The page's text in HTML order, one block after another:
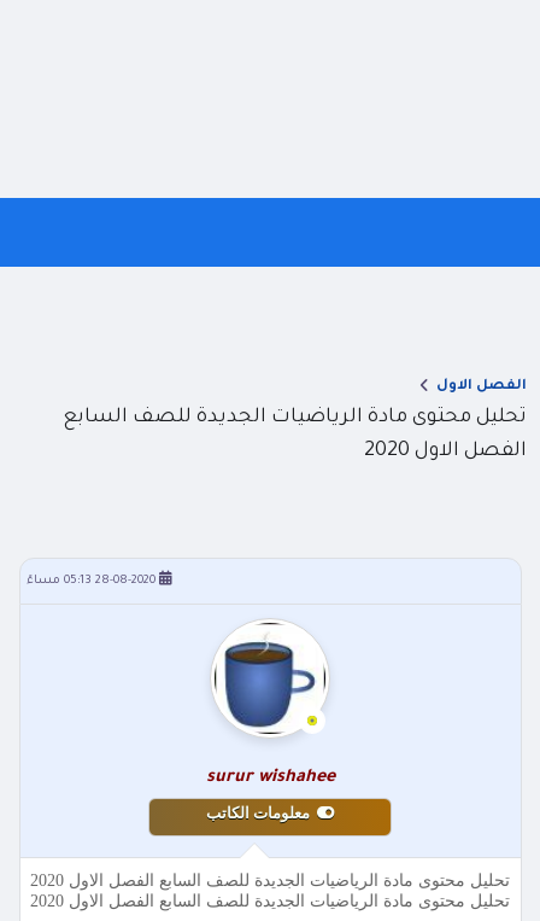
الفصل الاول
تحليل محتوى مادة الرياضيات الجديدة للصف السابع
الفصل الاول 2020
28-08-2020 05:13 مساءً
surur wishahee
معلومات الكاتب
تحليل محتوى مادة الرياضيات الجديدة للصف السابع الفصل الاول 2020
تحليل محتوى مادة الرياضيات الجديدة للصف السابع الفصل الاول 2020